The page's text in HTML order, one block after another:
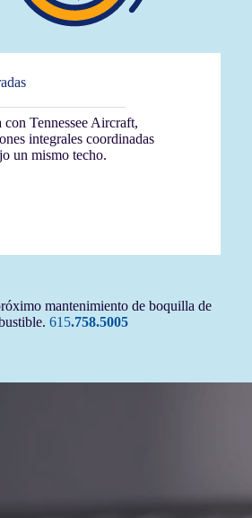
con Tennessee Aircraft,
integrales coordinadas
un mismo techo.
mantenimiento de boquilla de
615.758.5005